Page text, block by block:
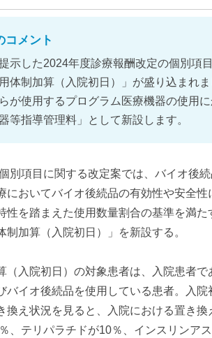
メント
示した2024年度診療報酬改定の個別項
体制加算（入院初日）」が盛り込まれ
が使用するプログラム医療機器の使用
等指導管理料」として新設します。
別項目に関する改定案では、バイオ後
においてバイオ後続品の有効性や安全
性を踏まえた使用数量割合の基準を満た
加算（入院初日）」を新設する。
（入院初日）の対象患者は、入院患者
バイオ後続品を使用している患者。入
換え状況を見ると、入院における置き
、テリパラチドが10％、インスリンア